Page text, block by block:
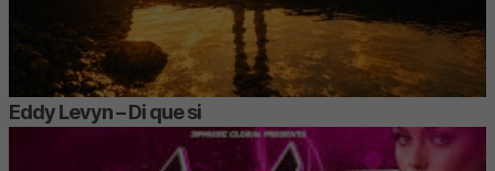
Eddy Levyn – Di que si